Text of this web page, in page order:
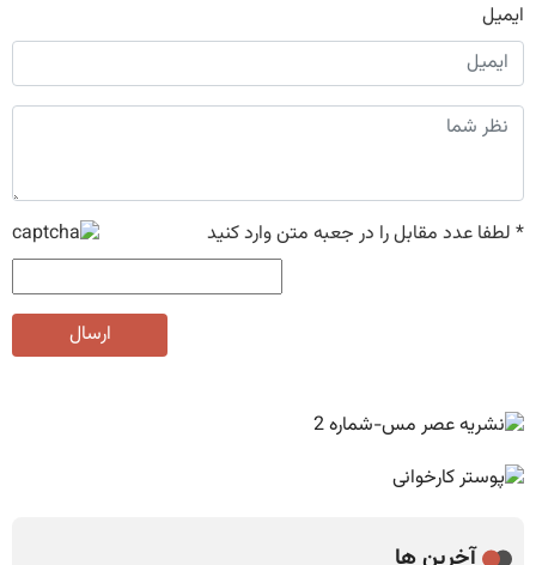
ایمیل
* لطفا عدد مقابل را در جعبه متن وارد کنید
ارسال